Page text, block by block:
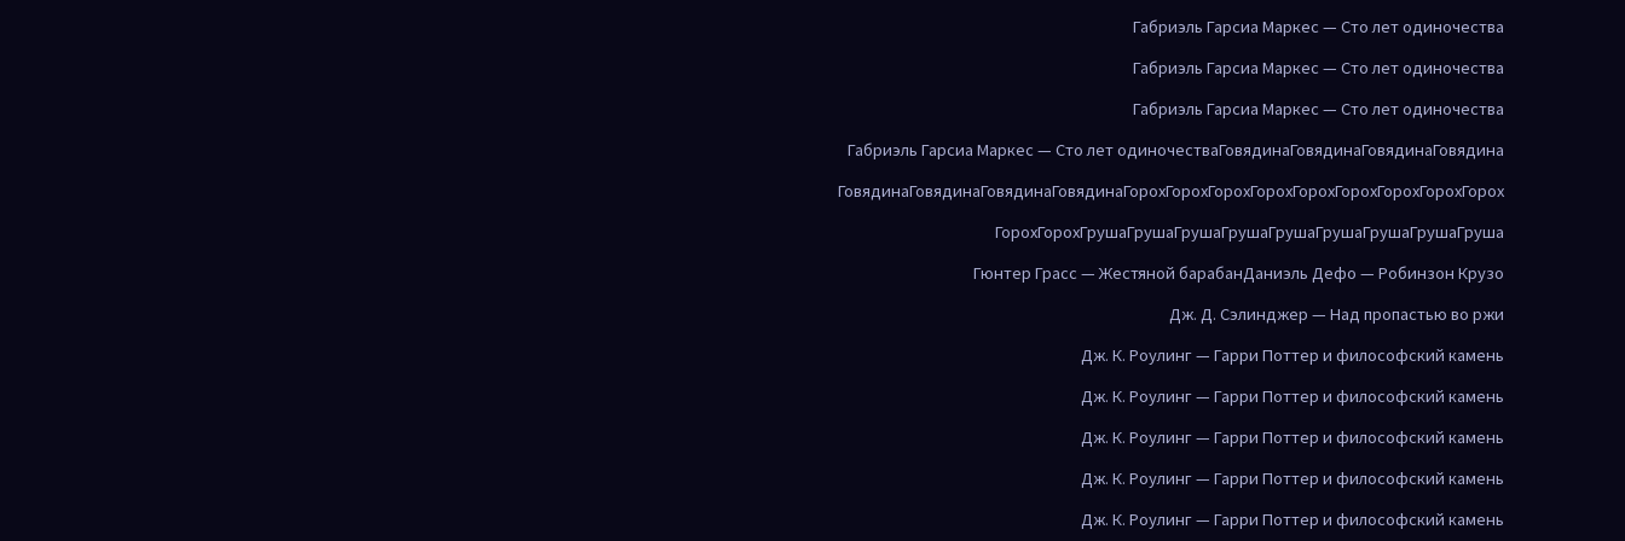
Габриэль Гарсиа Маркес — Сто лет одиночества
Габриэль Гарсиа Маркес — Сто лет одиночества
Габриэль Гарсиа Маркес — Сто лет одиночества
Габриэль Гарсиа Маркес — Сто лет одиночестваГовядинаГовядинаГовядинаГовядина
ГовядинаГовядинаГовядинаГовядинаГорохГорохГорохГорохГорохГорохГорохГорохГорох
ГорохГорохГрушаГрушаГрушаГрушаГрушаГрушаГрушаГрушаГруша
Гюнтер Грасс — Жестяной барабанДаниэль Дефо — Робинзон Крузо
Дж. Д. Сэлинджер — Над пропастью во ржи
Дж. К. Роулинг — Гарри Поттер и философский камень
Дж. К. Роулинг — Гарри Поттер и философский камень
Дж. К. Роулинг — Гарри Поттер и философский камень
Дж. К. Роулинг — Гарри Поттер и философский камень
Дж. К. Роулинг — Гарри Поттер и философский камень